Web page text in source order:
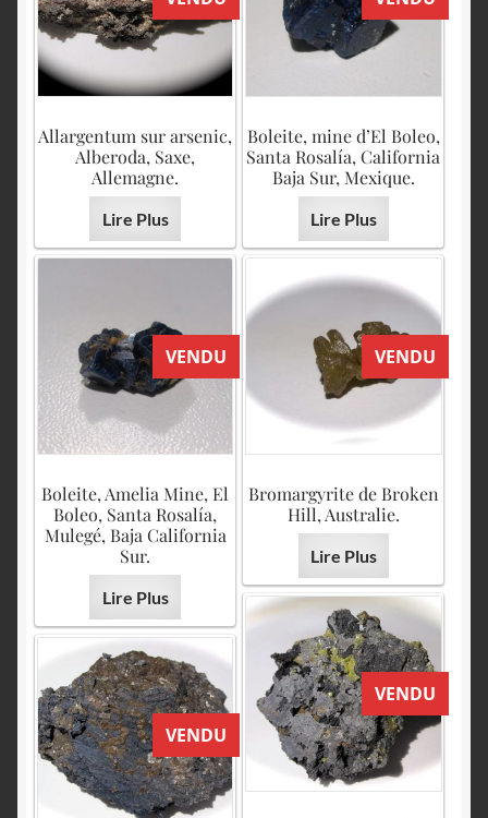
Allargentum sur arsenic,
Alberoda, Saxe,
Allemagne.
Lire Plus
Boleite, mine d’El Boleo,
Santa Rosalía, California
Baja Sur, Mexique.
Lire Plus
VENDU
Boleite, Amelia Mine, El
Boleo, Santa Rosalía,
Mulegé, Baja California
Sur.
Lire Plus
VENDU
Bromargyrite de Broken
Hill, Australie.
Lire Plus
VENDU
VENDU